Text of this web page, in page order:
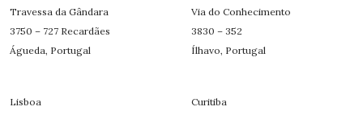
Travessa da Gândara
3750 – 727 Recardães
Águeda, Portugal
Via do Conhecimento
3830 – 352
Ílhavo, Portugal
Lisboa
Curitiba